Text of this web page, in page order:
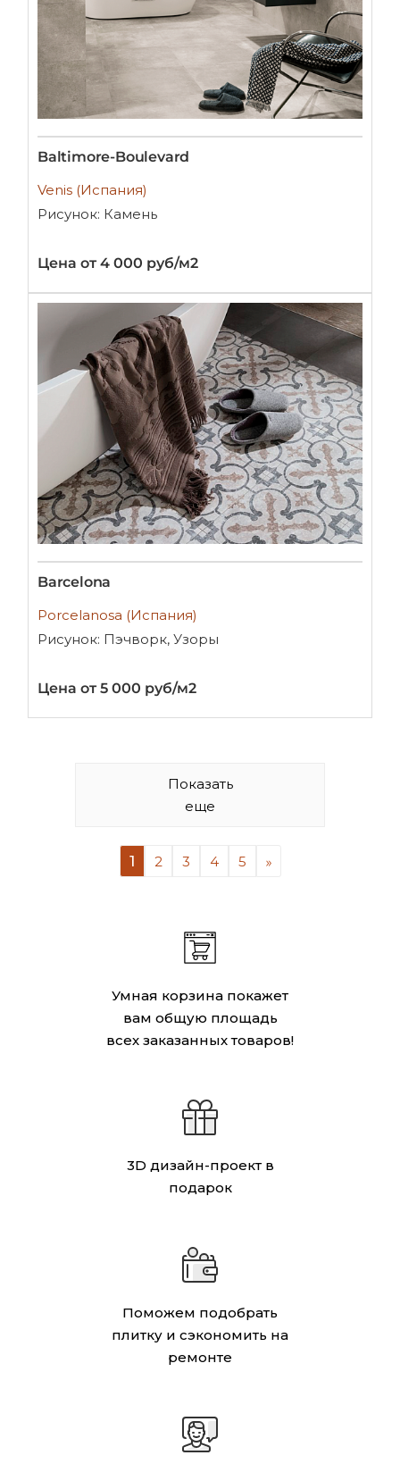
Baltimore-Boulevard
Venis (Испания)
Рисунок: Камень
Цена от 4 000 руб/м2
Barcelona
Porcelanosa (Испания)
Рисунок: Пэчворк, Узоры
Цена от 5 000 руб/м2
Показать
еще
1 2 3 4 5
Умная корзина покажет
вам общую площадь
всех заказанных товаров!
3D дизайн-проект в
подарок
Поможем подобрать
плитку и сэкономить на
ремонте